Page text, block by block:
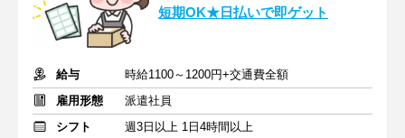
短期OK★日払いで即ゲット
給与
時給1100～1200円+交通費全額
雇用形態
派遣社員
シフト
週3日以上 1日4時間以上